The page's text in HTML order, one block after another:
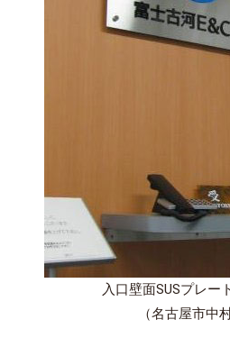
入口壁面SUSプレー
（名古屋市中